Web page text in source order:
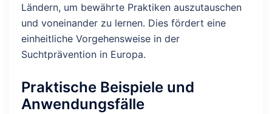
Ländern, um bewährte Praktiken auszutauschen
und voneinander zu lernen. Dies fördert eine
einheitliche Vorgehensweise in der
Suchtprävention in Europa.
Praktische Beispiele und
Anwendungsfälle